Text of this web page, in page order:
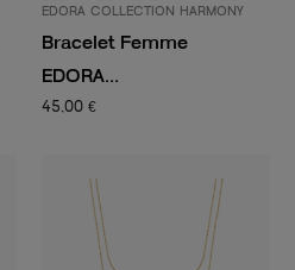
EDORA COLLECTION HARMONY
Bracelet Femme
EDORA...
45,00 €